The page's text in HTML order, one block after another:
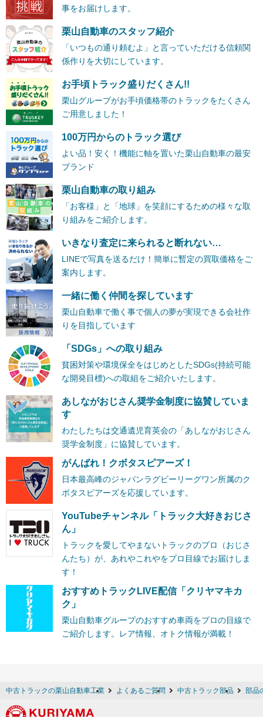
事をお届けします。
栗山自動車のスタッフ紹介
「いつもの通り頼むよ」と言っていただける信頼関
係作りを大切にしています。
お手頃トラック盛りだくさん!!
栗山グループがお手頃価格帯のトラックをたくさん
ご用意しました！
100万円からのトラック選び
よい品！安く！機能に軸を置いた栗山自動車の最安
ブランド
栗山自動車の取り組み
「お客様」と「地球」を笑顔にするための様々な取
り組みをご紹介します。
いきなり査定に来られると断れない…
LINEで写真を送るだけ！簡単に暫定の買取価格をご
案内します。
一緒に働く仲間を探しています
栗山自動車で働く事で個人の夢が実現できる会社作
りを目指しています
「SDGs」への取り組み
貧困対策や環境保全をはじめとしたSDGs(持続可能
な開発目標)への取組をご紹介いたします。
あしながおじさん奨学金制度に協賛していま
す
わたしたちは交通遺児育英会の「あしながおじさん
奨学金制度」に協賛しています。
がんばれ！クボタスピアーズ！
日本最高峰のジャパンラグビーリーグワン所属のク
ボタスピアーズを応援しています。
YouTubeチャンネル「トラック大好きおじさ
ん」
トラックを愛してやまないトラックのプロ（おじさ
んたち）が、あれやこれやをプロ目線でお届けしま
す！
おすすめトラックLIVE配信「クリヤマキカ
ク」
栗山自動車グループのおすすめ車両をプロの目線で
ご紹介します。レア情報、オトク情報が満載！
中古トラックの栗山自動車工業 よくあるご質問 中古トラック部品 部品